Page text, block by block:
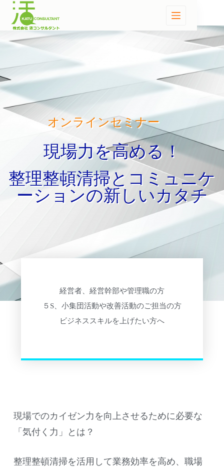
オンラインセミナー
現場力を高める！
整理整頓清掃とコミュニケ
ーションの新しいカタチ
経営者、経営幹部や管理職の方
５S、小集団活動や改善活動のご担当の方
ビジネススキルを上げたい方へ
現場でのカイゼン力を向上させるために必要な
「気付く力」とは？
整理整頓清掃を活用して業務効率を高め、職場